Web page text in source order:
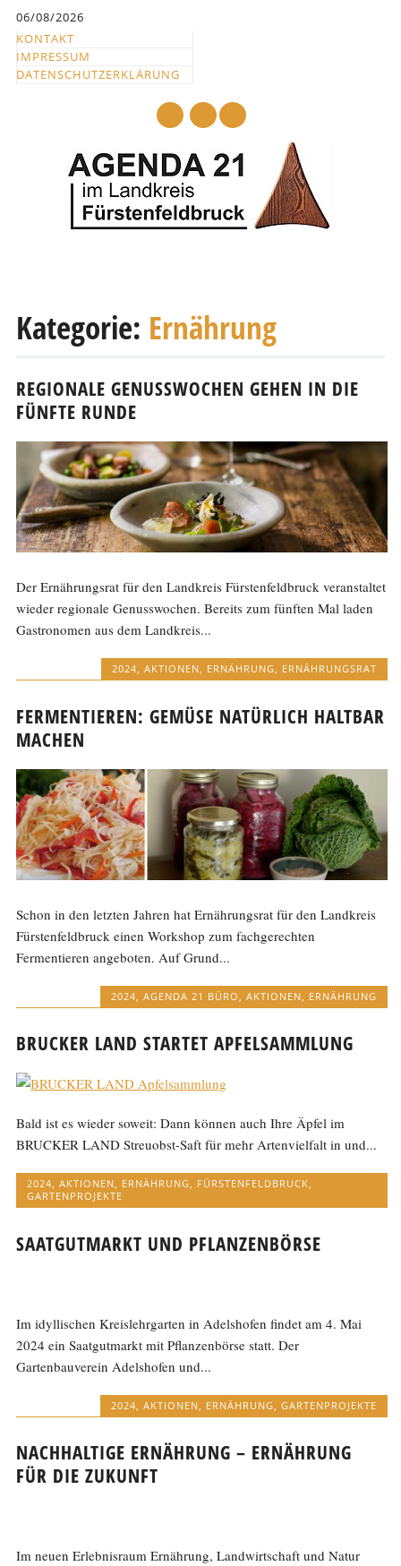
springen
06/08/2026
KONTAKT
IMPRESSUM
DATENSCHUTZERKLÄRUNG
zum
Kategorie: Ernährung
REGIONALE GENUSSWOCHEN GEHEN IN DIE
FÜNFTE RUNDE
Der Ernährungsrat für den Landkreis Fürstenfeldbruck veranstaltet
wieder regionale Genusswochen. Bereits zum fünften Mal laden
Gastronomen aus dem Landkreis...
2024, AKTIONEN, ERNÄHRUNG, ERNÄHRUNGSRAT
FERMENTIEREN: GEMÜSE NATÜRLICH HALTBAR
MACHEN
Schon in den letzten Jahren hat Ernährungsrat für den Landkreis
Fürstenfeldbruck einen Workshop zum fachgerechten
Fermentieren angeboten. Auf Grund...
2024, AGENDA 21 BÜRO, AKTIONEN, ERNÄHRUNG
BRUCKER LAND STARTET APFELSAMMLUNG
Bald ist es wieder soweit: Dann können auch Ihre Äpfel im
BRUCKER LAND Streuobst-Saft für mehr Artenvielfalt in und...
2024,AKTIONEN, ERNÄHRUNG, FÜRSTENFELDBRUCK,
GARTENPROJEKTE
SAATGUTMARKT UND PFLANZENBÖRSE
Im idyllischen Kreislehrgarten in Adelshofen findet am 4. Mai
2024 ein Saatgutmarkt mit Pflanzenbörse statt. Der
Gartenbauverein Adelshofen und...
2024 AKTIONEN ERNÄHRUNG GARTENPROJEKTE
NACHHALTIGE ERNÄHRUNG – ERNÄHRUNG
FÜR DIE ZUKUNFT
Im neuen Erlebnisraum Ernährung, Landwirtschaft und Natur